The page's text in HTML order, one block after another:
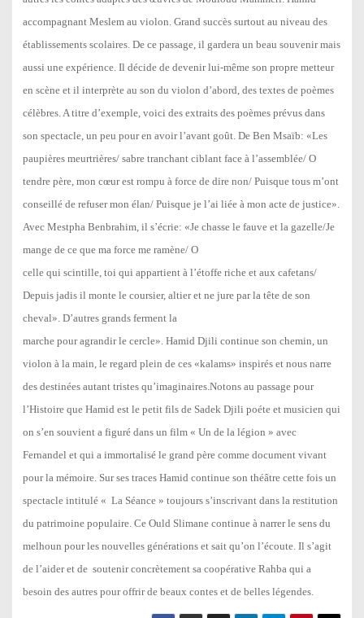
accompagnant Meslem au violon. Grand succès surtout au niveau des
établissements scolaires. De ce passage, il gardera un beau souvenir mais
aussi une expérience. Il décide de devenir lui-même son propre metteur
en scène et il interprète au son du violon d’abord, des textes de poèmes
célèbres. A titre d’exemple, voici des extraits des poèmes prévus dans
son spectacle, un peu pour en avoir l’avant goût. De Ben Msaïb: «Les
paupières meurtrières/ sabre tranchant ciblant face à l’assemblée/ O
tendre père, mon cœur est rompu à force de dire non/ Puisque tous m’ont
conseillé de refuser mon élan/ Puisque je l’ai liée à mon acte de justice».
Avec Mestpha Benbrahim, il s’écrie: «Je chasse le fauve et la gazelle/Je
mange de ce que ma force me ramène/ O
celle qui scintille, toi qui appartient à l’étoffe riche et aux cafetans/
Depuis jadis il monte le coursier, altier et ne jure par la tête de son
cheval». D’autres grands ferment la
marche pour agrandir le cercle». Hamid Djili continue son chemin, un
violon à la main, le regard plein de ces «kalams» inspirés et nous narre
des destinées autant tristes qu’imaginaires.Notons au passage pour
l’Histoire que Hamid est le petit fils de Sadek Djili poéte et musicien qui
on s’en souvient a figuré dans un film « Un de la légion » avec
Fernandel et qui a immortalisé le grand père comme document vivant
pour la mémoire. Sur ses traces Hamid continue son théâtre cette fois un
spectacle intitulé « La Séance » toujours s’inscrivant dans la restitution
du patrimoine populaire. Ce Ould Slimane continue à narrer le sens du
melhoun pour les nouvelles générations et sait qu’on l’écoute. Il s’agit
de l’aider et de soutenir concrètement sa coopérative Rahba qui a
besoin des autres pour offrir de beaux contes et de belles légendes.